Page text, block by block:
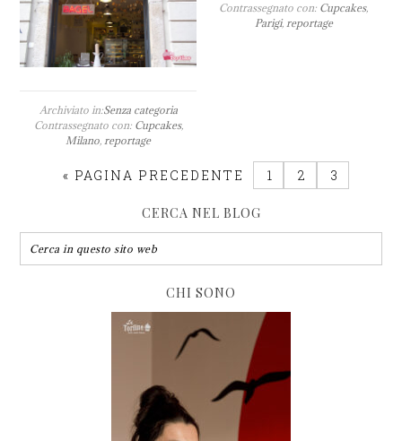
Archiviato in:Senza categoria
Contrassegnato con: Cupcakes,
Milano,reportage
Contrassegnato con: Cupcakes,
Parigi, reportage
« PAGINA PRECEDENTE 1 2 3
CERCA NEL BLOG
CHI SONO